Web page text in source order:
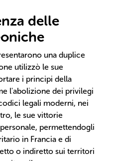
delle
una duplice
utilizzò le sue
i principi della
l'abolizione dei privilegi
legali moderni, nei
le sue vittorie
permettendogli
in Francia e di
o indiretto sui territori